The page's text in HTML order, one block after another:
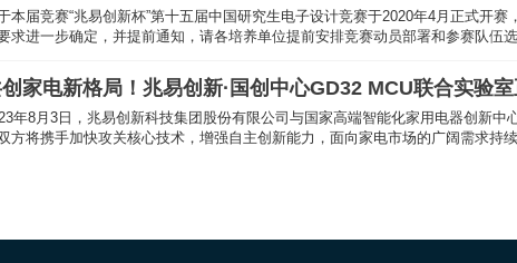
本届竞赛“兆易创新杯”第十五届中国研究生电子设计竞赛于2020年4月正式开
求进一步确定，并提前通知，请各培养单位提前安排竞赛动员部署和参赛队伍
家电新格局！兆易创新·国创中心GD32 MCU联合实验
年8月3日，兆易创新科技集团股份有限公司与国家高端智能化家用电器创新中心(简称“国创中心”)共建GD32 MCU联合实
方将携手加快攻关核心技术，增强自主创新能力，面向家电市场的广阔需求持